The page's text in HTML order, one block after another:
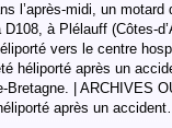
l’après-midi, un
à Plélauff (Côtes-
vers le centre
héliporté après un
Bretagne. | ARCHIVES
après un